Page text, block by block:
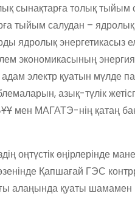
сынақтарға толық
тыйым салудан –
ядролық энергетикасыз
экономикасының
электр қуатын мүлде
азық-түлік
мен МАГАТЭ-нің қатаң
оңтүстік өңірлерінде
Қапшағай ГЭС
алаңында қуаты